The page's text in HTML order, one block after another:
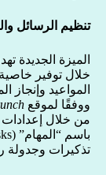
تنظيم الرسائل
الميزة الجديدة
خلال توفير خاصية
المواعيد وإنجاز
ووفقًا لموقع
تذكيرات وجدولة